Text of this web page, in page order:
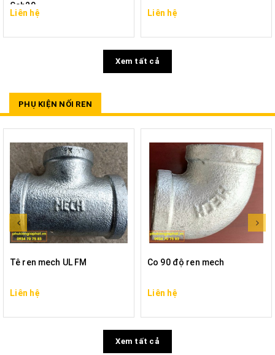
Sch20
Liên hệ
Liên hệ
Xem tất cả
PHỤ KIỆN NỐI REN
Tê ren mech UL FM
Liên hệ
Co 90 độ ren mech
Liên hệ
Xem tất cả